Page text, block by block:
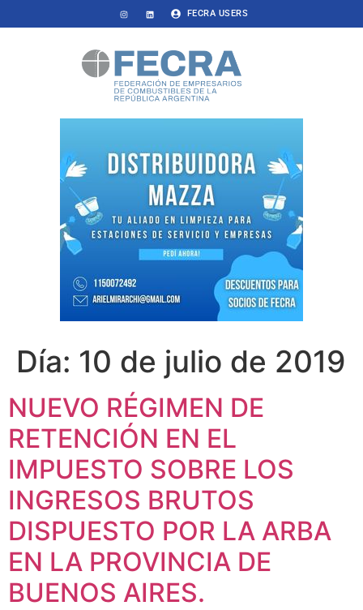
FECRA USERS
Día: 10 de julio de 2019
NUEVO RÉGIMEN DE
RETENCIÓN EN EL
IMPUESTO SOBRE LOS
INGRESOS BRUTOS
DISPUESTO POR LA ARBA
EN LA PROVINCIA DE
BUENOS AIRES.